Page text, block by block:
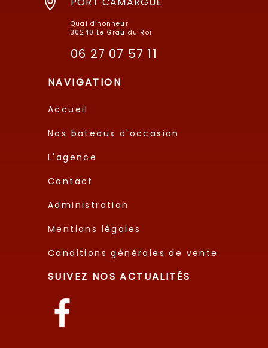
Quai d’honneur
30240 Le Grau du Roi
06 27 07 57 11
NAVIGATION
Accueil
Nos bateaux d'occasion
L'agence
Contact
Administration
Mentions légales
Conditions générales de vente
SUIVEZ NOS ACTUALITÉS